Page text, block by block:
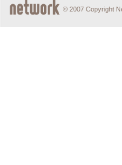
© 2007 Copyright